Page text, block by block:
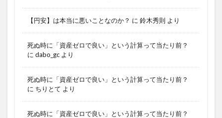
【円安】は本当に悪いことなのか？ に 鈴木秀則 より
死ぬ時に「資産ゼロで良い」という計算って当たり前？
に dabo_gc より
死ぬ時に「資産ゼロで良い」という計算って当たり前？
に ちりとて より
死ぬ時に「資産ゼロで良い」という計算って当たり前？